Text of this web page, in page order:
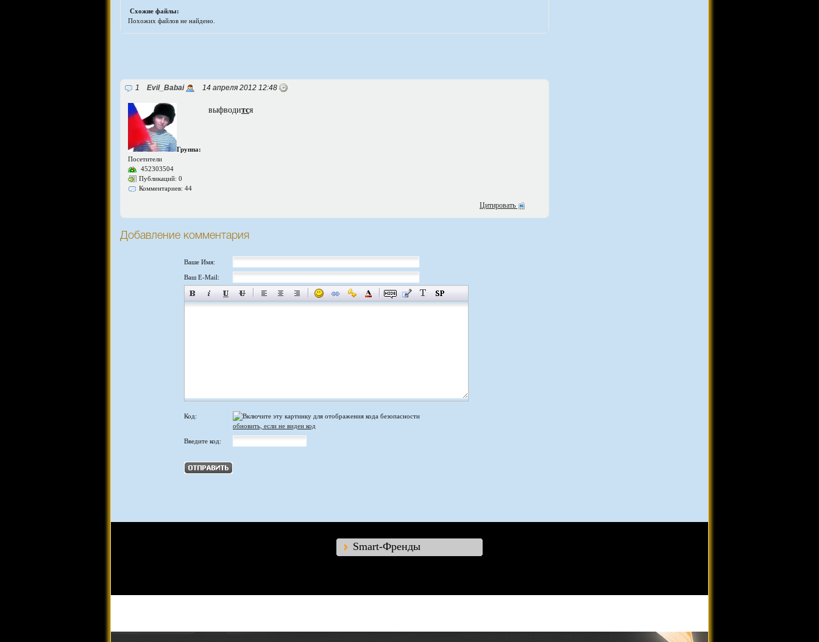
Схожие файлы:
Похожих файлов не найдено.
1 Evil_Babai 14 апреля 2012 12:48
Группа:
Посетители
452303504
Публикаций: 0
Комментариев: 44
выфводится
Цитировать
Добавление комментария
Ваше Имя:
Ваш E-Mail:
Код:
обновить, если не виден код
Введите код:
Smart-Френды